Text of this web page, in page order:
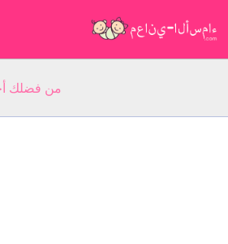
من فضلك أجب عن 5 أسئلة عن